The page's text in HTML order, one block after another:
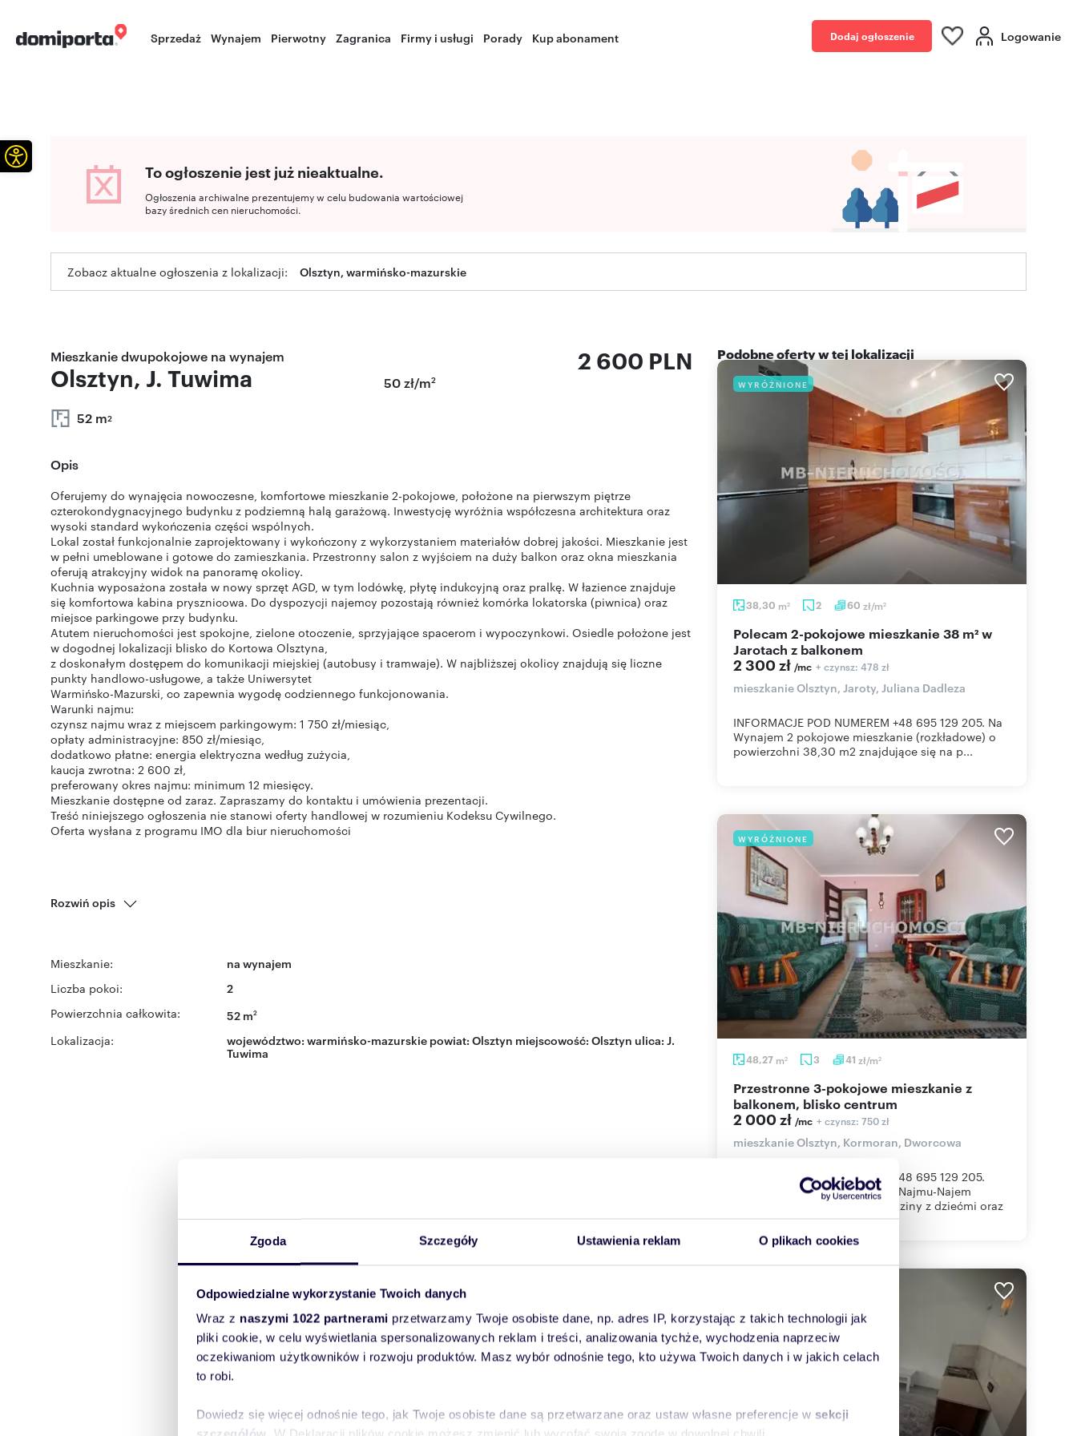
Zgoda Szczegóły Ustawienia reklam O plikach cookies
Odpowiedzialne wykorzystanie Twoich danych
Wraz z naszymi 1022 partnerami przetwarzamy Twoje osobiste dane, np. adres IP, korzystając z takich technologii jak
pliki cookie, w celu wyświetlania spersonalizowanych reklam i treści, analizowania tychże, wychodzenia naprzeciw
oczekiwaniom użytkowników i rozwoju produktów. Masz wybór odnośnie tego, kto używa Twoich danych i w jakich celach
to robi.
Dowiedz się więcej odnośnie tego, jak Twoje osobiste dane są przetwarzane oraz ustaw własne preferencje w sekcji
Sprzedaż Wynajem Pierwotny Zagranica Firmy i usługi Porady Kup abonament Dodaj ogłoszenie Logowanie
To ogłoszenie jest już nieaktualne.
Ogłoszenia archiwalne prezentujemy w celu budowania wartościowej
bazy średnich cen nieruchomości.
Zobacz aktualne ogłoszenia z lokalizacji: Olsztyn, warmińsko-mazurskie
Mieszkanie dwupokojowe na wynajem
Olsztyn, J. Tuwima
52 m2
2 600 PLN
50 zł/m2
Opis
Oferujemy do wynajęcia nowoczesne, komfortowe mieszkanie 2-pokojowe, położone na pierwszym piętrze
czterokondygnacyjnego budynku z podziemną halą garażową. Inwestycję wyróżnia współczesna architektura oraz
wysoki standard wykończenia części wspólnych.
Lokal został funkcjonalnie zaprojektowany i wykończony z wykorzystaniem materiałów dobrej jakości. Mieszkanie jest
w pełni umeblowane i gotowe do zamieszkania. Przestronny salon z wyjściem na duży balkon oraz okna mieszkania
oferują atrakcyjny widok na panoramę okolicy.
Kuchnia wyposażona została w nowy sprzęt AGD, w tym lodówkę, płytę indukcyjną oraz pralkę. W łazience znajduje
się komfortowa kabina prysznicowa. Do dyspozycji najemcy pozostają również komórka lokatorska (piwnica) oraz
miejsce parkingowe przy budynku.
Atutem nieruchomości jest spokojne, zielone otoczenie, sprzyjające spacerom i wypoczynkowi. Osiedle położone jest
w dogodnej lokalizacji blisko do Kortowa Olsztyna,
z doskonałym dostępem do komunikacji miejskiej (autobusy i tramwaje). W najbliższej okolicy znajdują się liczne
punkty handlowo-usługowe, a także Uniwersytet
Warmińsko-Mazurski, co zapewnia wygodę codziennego funkcjonowania.
Warunki najmu:
czynsz najmu wraz z miejscem parkingowym: 1 750 zł/miesiąc,
opłaty administracyjne: 850 zł/miesiąc,
dodatkowo płatne: energia elektryczna według zużycia,
kaucja zwrotna: 2 600 zł,
preferowany okres najmu: minimum 12 miesięcy.
Mieszkanie dostępne od zaraz. Zapraszamy do kontaktu i umówienia prezentacji.
Treść niniejszego ogłoszenia nie stanowi oferty handlowej w rozumieniu Kodeksu Cywilnego.
Oferta wysłana z programu IMO dla biur nieruchomości
Rozwiń opis
Mieszkanie: na wynajem
Liczba pokoi: 2
Powierzchnia całkowita: 52 m2
Lokalizacja: województwo: warmińsko-mazurskie powiat: Olsztyn miejscowość: Olsztyn ulica: J.
Tuwima
Podobne oferty w tej lokalizacji
WYRÓŻNIONE
38,30 m2 2 60 zł/m2
Polecam 2-pokojowe mieszkanie 38 m² w
Jarotach z balkonem
2 300 zł /mc + czynsz: 478 zł
mieszkanie Olsztyn, Jaroty, Juliana Dadleza
INFORMACJE POD NUMEREM +48 695 129 205. Na
Wynajem 2 pokojowe mieszkanie (rozkładowe) o
powierzchni 38,30 m2 znajdujące się na p...
WYRÓŻNIONE
48,27 m2 3 41 zł/m2
Przestronne 3-pokojowe mieszkanie z
balkonem, blisko centrum
2 000 zł /mc + czynsz: 750 zł
mieszkanie Olsztyn, Kormoran, Dworcowa
INFORMACJE POD NUMEREM +48 695 129 205.
Dostępność "od zaraz". Forma Najmu-Najem
Okazjonalny Akceptowane rodziny z dziećmi oraz
Otwórz pasek narzędzi